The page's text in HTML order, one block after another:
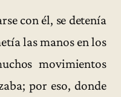
con él, se detenía
las manos en los
movimientos
por eso, donde